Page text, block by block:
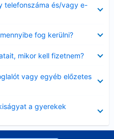
telefonszáma és/vagy e-
fog kerülni?
mikor kell fizetnem?
vagy egyéb előzetes
a gyerekek